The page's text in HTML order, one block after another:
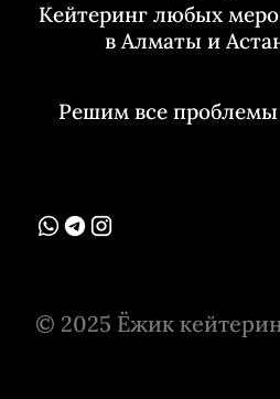
Кейтеринг любых
в Алматы и
Решим все проблемы
© 2025 Ёжик